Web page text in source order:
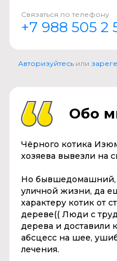
Связаться по телефону
+7 988 505 2
Авторизуйтесь или
Обо
Чёрного котика
хозяева вывезли на
Но бывшедомашний,
уличной жизни, да
характеру котик от
дереве(( Люди с
дерева и доставили
абсцесс на шее,
лечения.